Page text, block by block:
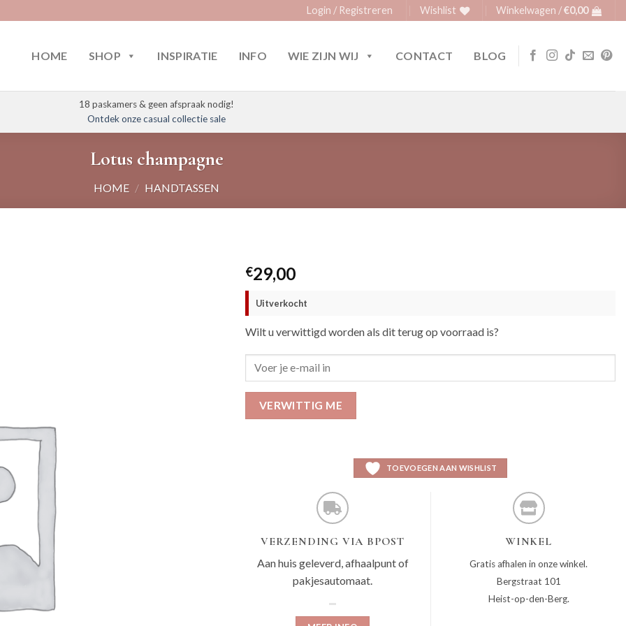
Login / Registreren Wishlist Winkelwagen /€0,00
HOME SHOP INSPIRATIE INFO WIE ZIJN WIJ CONTACT BLOG
18 paskamers & geen afspraak nodig!
Ontdek onze casual collectie sale
Lotus champagne
HOME / HANDTASSEN
€29,00
Uitverkocht
Wilt u verwittigd worden als dit terug op voorraad is?
VERWITTIG ME
TOEVOEGEN AAN WISHLIST
VERZENDING VIA BPOST
Aan huis geleverd, afhaalpunt of
pakjesautomaat.
WINKEL
Gratis afhalen in onze winkel.
Bergstraat 101
Heist-op-den-Berg.